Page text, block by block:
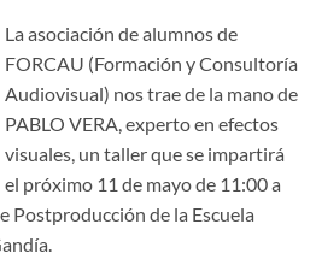
La asociación de alumnos de
FORCAU (Formación y Consultoría
Audiovisual) nos trae de la mano de
PABLO VERA, experto en efectos
visuales, un taller que se impartirá
el próximo 11 de mayo de 11:00 a
Postproducción de la Escuela